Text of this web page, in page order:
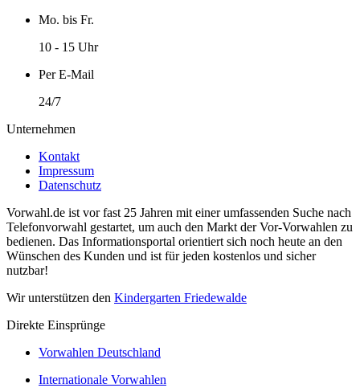
Mo. bis Fr.
10 - 15 Uhr
Per E-Mail
24/7
Unternehmen
Kontakt
Impressum
Datenschutz
Vorwahl.de ist vor fast 25 Jahren mit einer umfassenden Suche nach
Telefonvorwahl gestartet, um auch den Markt der Vor-Vorwahlen zu
bedienen. Das Informationsportal orientiert sich noch heute an den
Wünschen des Kunden und ist für jeden kostenlos und sicher
nutzbar!
Wir unterstützen den Kindergarten Friedewalde
Direkte Einsprünge
Vorwahlen Deutschland
Internationale Vorwahlen